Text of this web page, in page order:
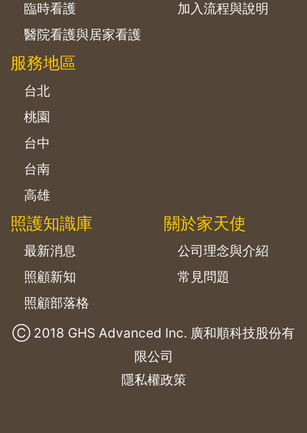
臨時看護
醫院看護與居家看護
服務地區
台北
桃園
台中
台南
高雄
加入流程與說明
照護知識庫
最新消息
照顧新知
照顧部落格
關於家天使
公司理念與介紹
常見問題
Ⓒ 2018 GHS Advanced Inc. 廣和順科技股份有
限公司
隱私權政策